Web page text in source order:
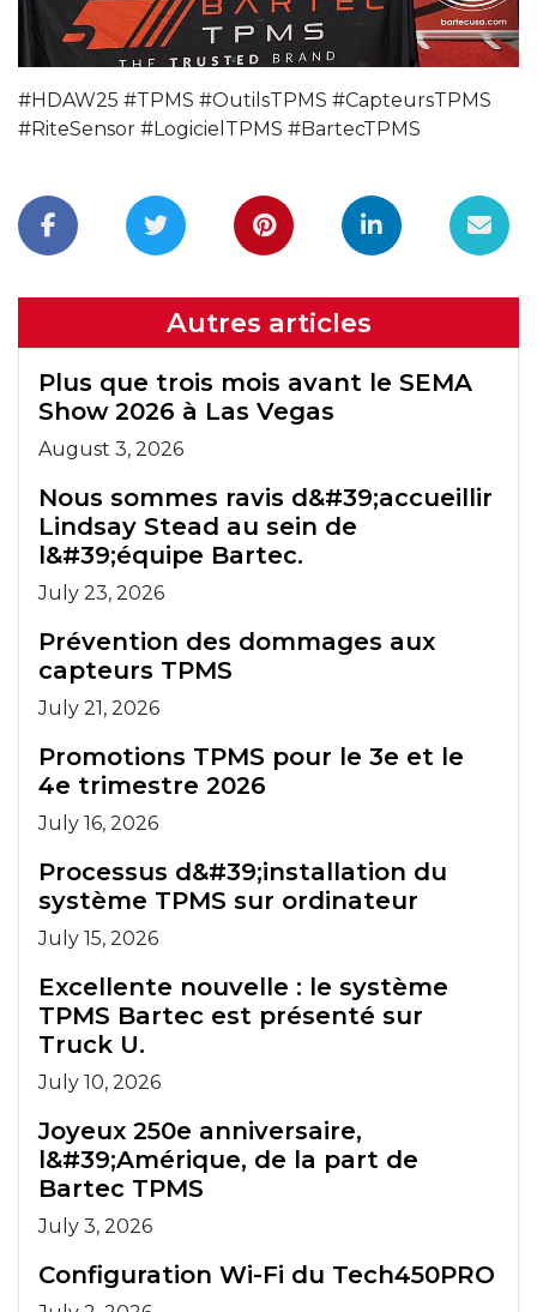
#HDAW25 #TPMS #OutilsTPMS #CapteursTPMS
#RiteSensor #LogicielTPMS #BartecTPMS
Autres articles
Plus que trois mois avant le SEMA
Show 2026 à Las Vegas
August 3, 2026
Nous sommes ravis d&#39;accueillir
Lindsay Stead au sein de
l&#39;équipe Bartec.
July 23, 2026
Prévention des dommages aux
capteurs TPMS
July 21, 2026
Promotions TPMS pour le 3e et le
4e trimestre 2026
July 16, 2026
Processus d&#39;installation du
système TPMS sur ordinateur
July 15, 2026
Excellente nouvelle : le système
TPMS Bartec est présenté sur
Truck U.
July 10, 2026
Joyeux 250e anniversaire,
l&#39;Amérique, de la part de
Bartec TPMS
July 3, 2026
Configuration Wi-Fi du Tech450PRO